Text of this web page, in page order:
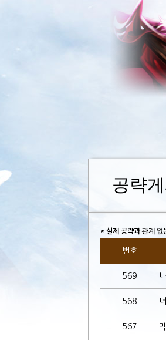
공략
* 실제 공략과 관계 없
번호
569
568
567